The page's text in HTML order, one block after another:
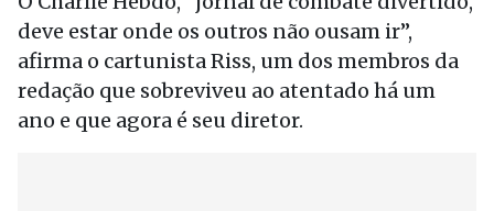
deve estar onde os outros não ousam ir”,
afirma o cartunista Riss, um dos membros da
redação que sobreviveu ao atentado há um
ano e que agora é seu diretor.